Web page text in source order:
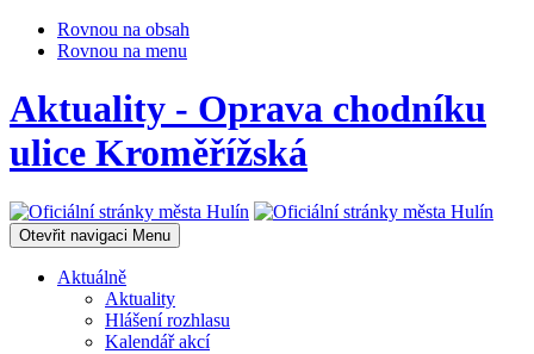
Rovnou na obsah
Rovnou na menu
Aktuality - Oprava chodníku
ulice Kroměřížská
Otevřit navigaci Menu
Aktuálně
Aktuality
Hlášení rozhlasu
Kalendář akcí